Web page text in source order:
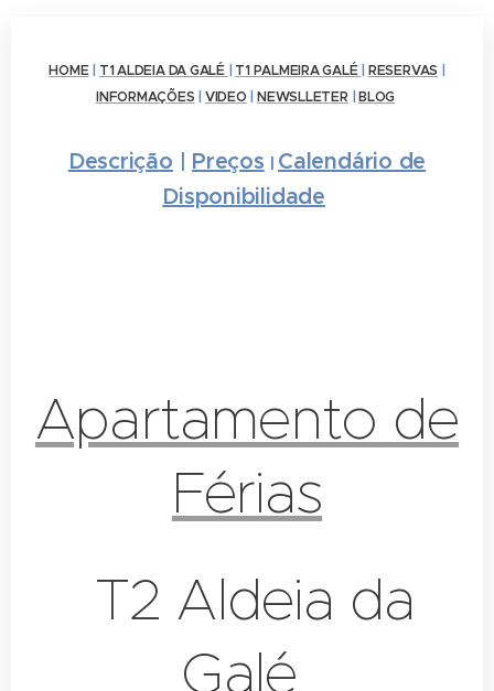
HOME| T1 ALDEIA DA GALÉ T1 PALMEIRA GALÉ RESERVAS
INFORMAÇÕES
VIDEO |NEWSLLETER |BLOG
Descrição | Preços | Calendário de
Disponibilidade
Apartamento de
Férias
T2 Aldeia da
Galé